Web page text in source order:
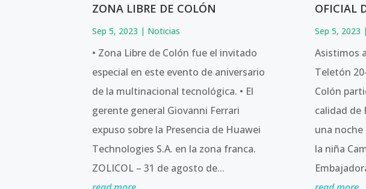
ZONA LIBRE DE COLÓN
Sep 5, 2023 | Noticias
• Zona Libre de Colón fue el invitado
especial en este evento de aniversario
de la multinacional tecnológica. • El
gerente general Giovanni Ferrari
expuso sobre la Presencia de Huawei
Technologies S.A. en la zona franca.
ZOLICOL – 31 de agosto de...
OFICIAL
Sep 5, 2023 |
Asistimos
Teletón
Colón
calidad de
una
la niña